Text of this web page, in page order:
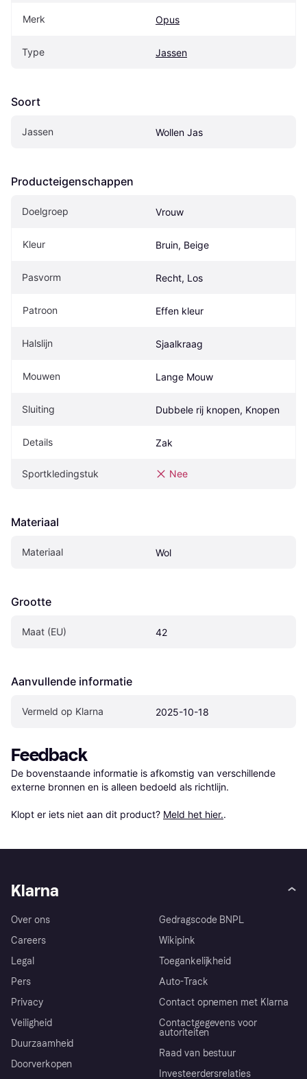
Merk Opus
Type Jassen
Soort
Jassen Wollen Jas
Producteigenschappen
Doelgroep Vrouw
Kleur Bruin, Beige
Pasvorm Recht, Los
Patroon Effen kleur
Halslijn Sjaalkraag
Mouwen Lange Mouw
Sluiting Dubbele rij knopen, Knopen
Details Zak
Sportkledingstuk Nee
Materiaal
Materiaal Wol
Grootte
Maat (EU) 42
Aanvullende informatie
Vermeld op Klarna 2025-10-18
Feedback
De bovenstaande informatie is afkomstig van verschillende
externe bronnen en is alleen bedoeld als richtlijn.
Klopt er iets niet aan dit product? Meld het hier..
Klarna
Over ons
Careers
Legal
Pers
Privacy
Veiligheid
Duurzaamheid
Doorverkopen
Gedragscode BNPL
Wikipink
Toegankelijkheid
Auto-Track
Contact opnemen met Klarna
Contactgegevens voor
autoriteiten
Raad van bestuur
Investeerdersrelaties